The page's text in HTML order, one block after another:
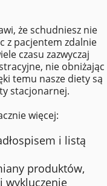
1,60 zł
1,20 zł
0,90 zł
0,20 zł
0,70 zł
że schudniesz nie
z pacjentem zdalnie
czasu zazwyczaj
nie obniżając
temu nasze diety są
stacjonarnej.
więcej:
i listą
produktów,
wykluczenie